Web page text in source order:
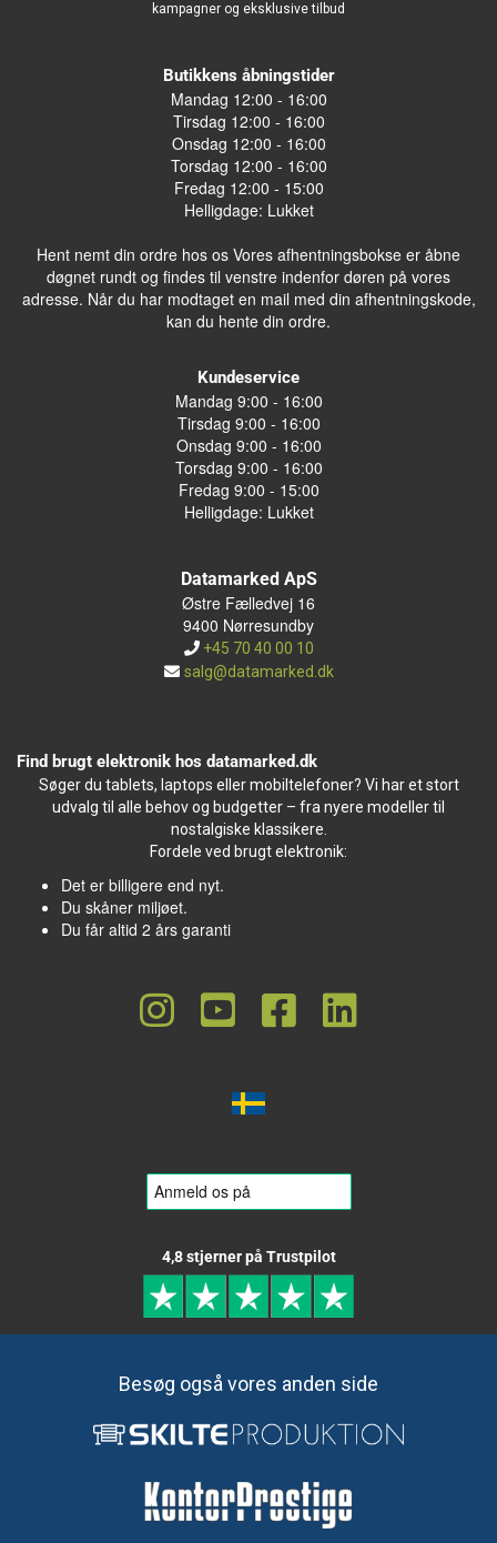
kampagner og eksklusive tilbud
Butikkens åbningstider
Mandag 12:00 - 16:00
Tirsdag 12:00 - 16:00
Onsdag 12:00 - 16:00
Torsdag 12:00 - 16:00
Fredag 12:00 - 15:00
Helligdage: Lukket
Hent nemt din ordre hos os Vores afhentningsbokse er åbne
døgnet rundt og findes til venstre indenfor døren på vores
adresse. Når du har modtaget en mail med din afhentningskode,
kan du hente din ordre.
Kundeservice
Mandag 9:00 - 16:00
Tirsdag 9:00 - 16:00
Onsdag 9:00 - 16:00
Torsdag 9:00 - 16:00
Fredag 9:00 - 15:00
Helligdage: Lukket
Datamarked ApS
Østre Fælledvej 16
9400 Nørresundby
+45 70 40 00 10
salg@datamarked.dk
Find brugt elektronik hos datamarked.dk
Søger du tablets, laptops eller mobiltelefoner? Vi har et stort
udvalg til alle behov og budgetter – fra nyere modeller til
nostalgiske klassikere.
Fordele ved brugt elektronik:
Det er billigere end nyt.
Du skåner miljøet.
Du får altid 2 års garanti
4,8 stjerner på Trustpilot
Besøg også vores anden side